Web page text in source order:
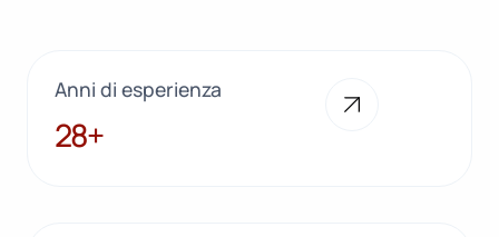
Anni di esperienza
28+
28+